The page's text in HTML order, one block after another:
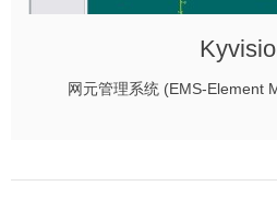
网元管理系统 (EMS-Element